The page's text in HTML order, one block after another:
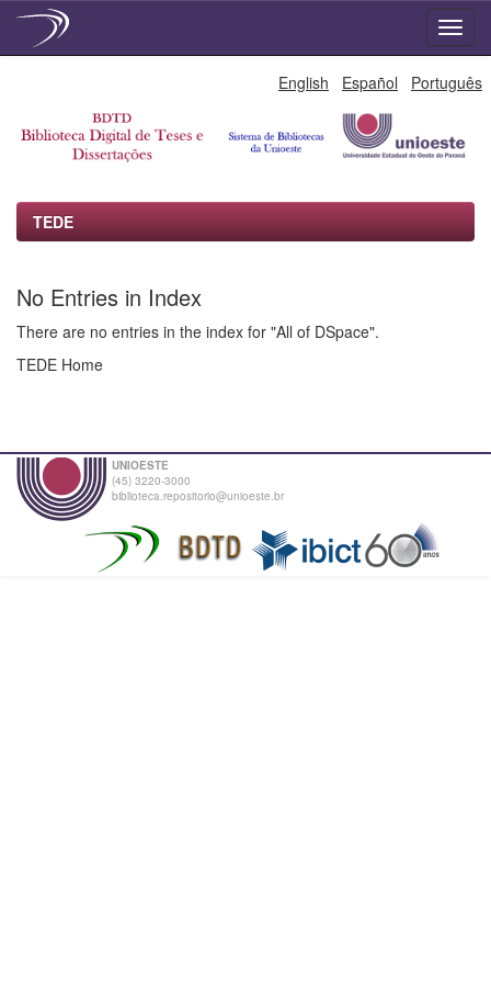
English Español Português
TEDE
No Entries in Index
There are no entries in the index for "All of DSpace".
TEDE Home
UNIOESTE
(45) 3220-3000
biblioteca.repositorio@unioeste.br